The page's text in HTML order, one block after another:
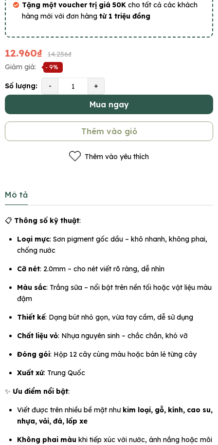
Tặng một voucher trị giá 50K cho tất cả các khách
hàng mới với đơn hàng từ 1 triệu đồng
12.960₫
14.256₫
Giảm giá:
- 9%
Số lượng: - +
Mua ngay
Thêm vào giỏ
Thêm vào yêu thích
Mô tả
📋 Thông số kỹ thuật:
Loại mực: Sơn pigment gốc dầu – khô nhanh, không phai,
chống nước
Cỡ nét: 2.0mm – cho nét viết rõ ràng, dễ nhìn
Màu sắc: Trắng sữa – nổi bật trên nền tối hoặc vật liệu màu
đậm
Thiết kế: Dạng bút nhỏ gọn, vừa tay cầm, dễ sử dụng
Chất liệu vỏ: Nhựa nguyên sinh – chắc chắn, khó vỡ
Đóng gói: Hộp 12 cây cùng màu hoặc bán lẻ từng cây
Xuất xứ: Trung Quốc
✨ Ưu điểm nổi bật:
Viết được trên nhiều bề mặt như kim loại, gỗ, kính, cao su,
nhựa, vải, đá, lốp xe
Không phai màu khi tiếp xúc với nước, ánh nắng hoặc môi